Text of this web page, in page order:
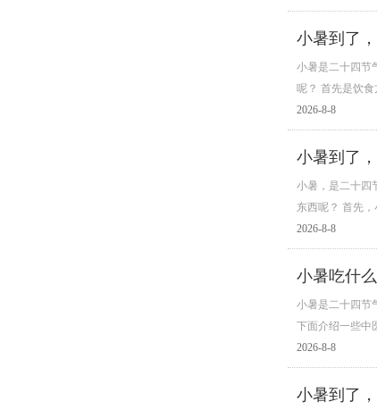
小暑到了
小暑是二十四节
呢？ 首先是饮
2026-8-8
小暑到了
小暑，是二十四
东西呢？ 首先
2026-8-8
小暑吃什
小暑是二十四节
下面介绍一些中
2026-8-8
小暑到了